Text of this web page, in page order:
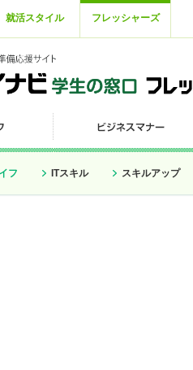
就活スタイル フレッシャーズ
フ ITスキル スキルアップ